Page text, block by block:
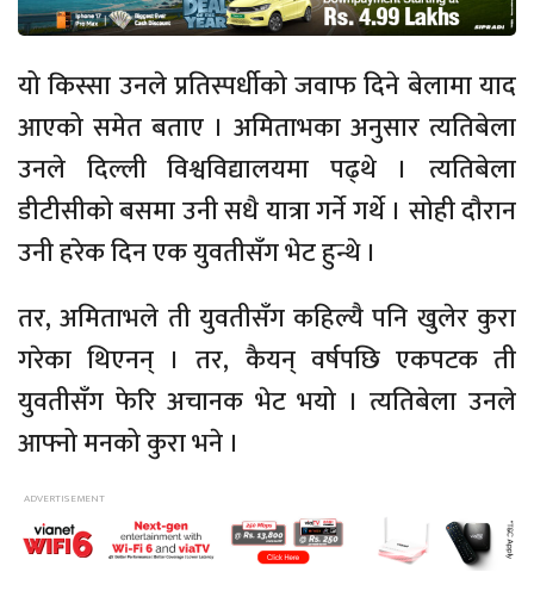
यो किस्सा उनले प्रतिस्पर्धीको जवाफ दिने बेलामा याद
आएको समेत बताए । अमिताभका अनुसार त्यतिबेला
उनले दिल्ली विश्वविद्यालयमा पढ्थे । त्यतिबेला
डीटीसीको बसमा उनी सधै यात्रा गर्ने गर्थे । सोही दौरान
उनी हरेक दिन एक युवतीसँग भेट हुन्थे ।
तर, अमिताभले ती युवतीसँग कहिल्यै पनि खुलेर कुरा
गरेका थिएनन् । तर, कैयन् वर्षपछि एकपटक ती
युवतीसँग फेरि अचानक भेट भयो । त्यतिबेला उनले
आफ्नो मनको कुरा भने ।